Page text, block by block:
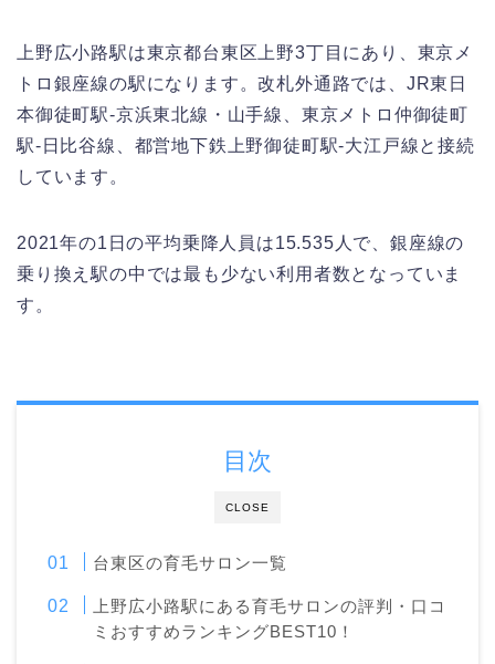
上野広小路駅は東京都台東区上野3丁目にあり、東京メ
トロ銀座線の駅になります。改札外通路では、JR東日
本御徒町駅-京浜東北線・山手線、東京メトロ仲御徒町
駅-日比谷線、都営地下鉄上野御徒町駅-大江戸線と接続
しています。
2021年の1日の平均乗降人員は15.535人で、銀座線の
乗り換え駅の中では最も少ない利用者数となっていま
す。
CLOSE
目次
台東区の育毛サロン一覧
上野広小路駅にある育毛サロンの評判・口コ
ミおすすめランキングBEST10！